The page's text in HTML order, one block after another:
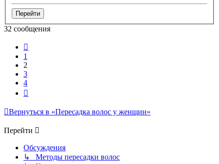
32 сообщения
1
2
3
4
Вернуться в «Пересадка волос у женщин»
Перейти
Обсуждения
↳ Методы пересадки волос